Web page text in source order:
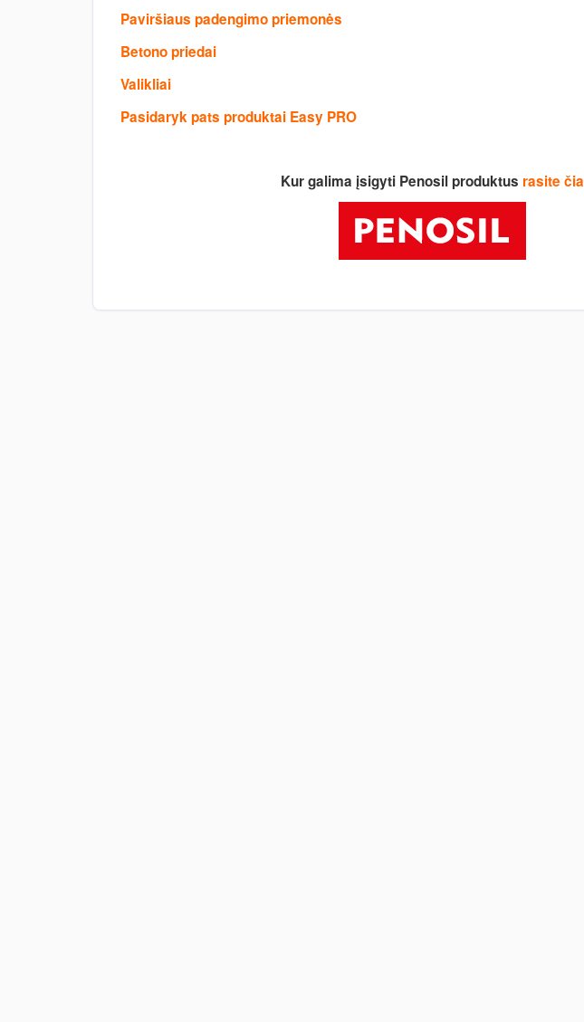
Paviršiaus padengimo priemonės
Betono priedai
Valikliai
Pasidaryk pats produktai Easy PRO
Kur galima įsigyti Penosil produktus rasite čia